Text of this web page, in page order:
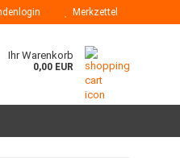
Merkzettel
Ihr Warenkorb
0,00 EUR